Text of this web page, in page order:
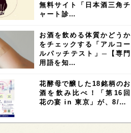
無料サイト「日本酒三角チ
ャート診…
お酒を飲める体質かどうか
をチェックする「アルコー
ルパッチテスト」─【専門
用語を知…
花酵母で醸した18銘柄のお
酒を飲み比べ！「第16回
花の宴 in 東京」が、8/…